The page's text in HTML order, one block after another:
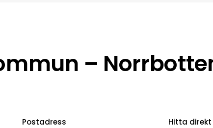
–
Postadress Hitta direkt